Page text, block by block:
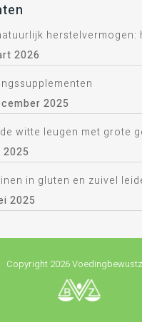
2026
2025
witte leugen met grote
2025
Copyright 2026